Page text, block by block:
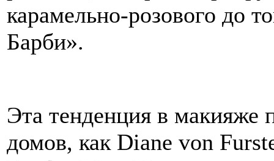
карамельно-розового до
Барби».
Эта тенденция в макияже
домов, как Diane von